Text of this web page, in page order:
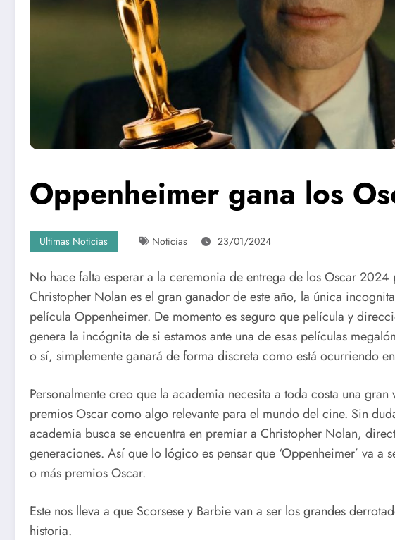
Oppenheimer gana los
Ultimas Noticias Noticias 23/01/2024
No hace falta esperar a la ceremonia de entrega de los Oscar
Christopher Nolan es el gran ganador de este año, la única
película Oppenheimer. De momento es seguro que película y
genera la incógnita de si estamos ante una de esas películas
o sí, simplemente ganará de forma discreta como está ocurriendo
Personalmente creo que la academia necesita a toda costa una
premios Oscar como algo relevante para el mundo del cine. Sin
academia busca se encuentra en premiar a Christopher Nolan,
generaciones. Así que lo lógico es pensar que ‘Oppenheimer’ va a
o más premios Oscar.
Este nos lleva a que Scorsese y Barbie van a ser los grandes
historia.